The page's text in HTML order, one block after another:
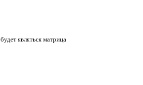
будет являться матрица